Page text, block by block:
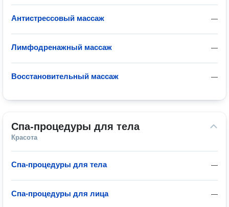
—
Антистрессовый массаж
—
Лимфодренажный массаж
—
Восстановительный массаж
Спа-процедуры для тела
Красота
—
Спа-процедуры для тела
—
Спа-процедуры для лица